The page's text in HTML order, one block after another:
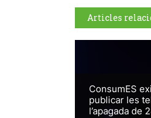
Articles
ConsumES
publicar les
l’apagada de